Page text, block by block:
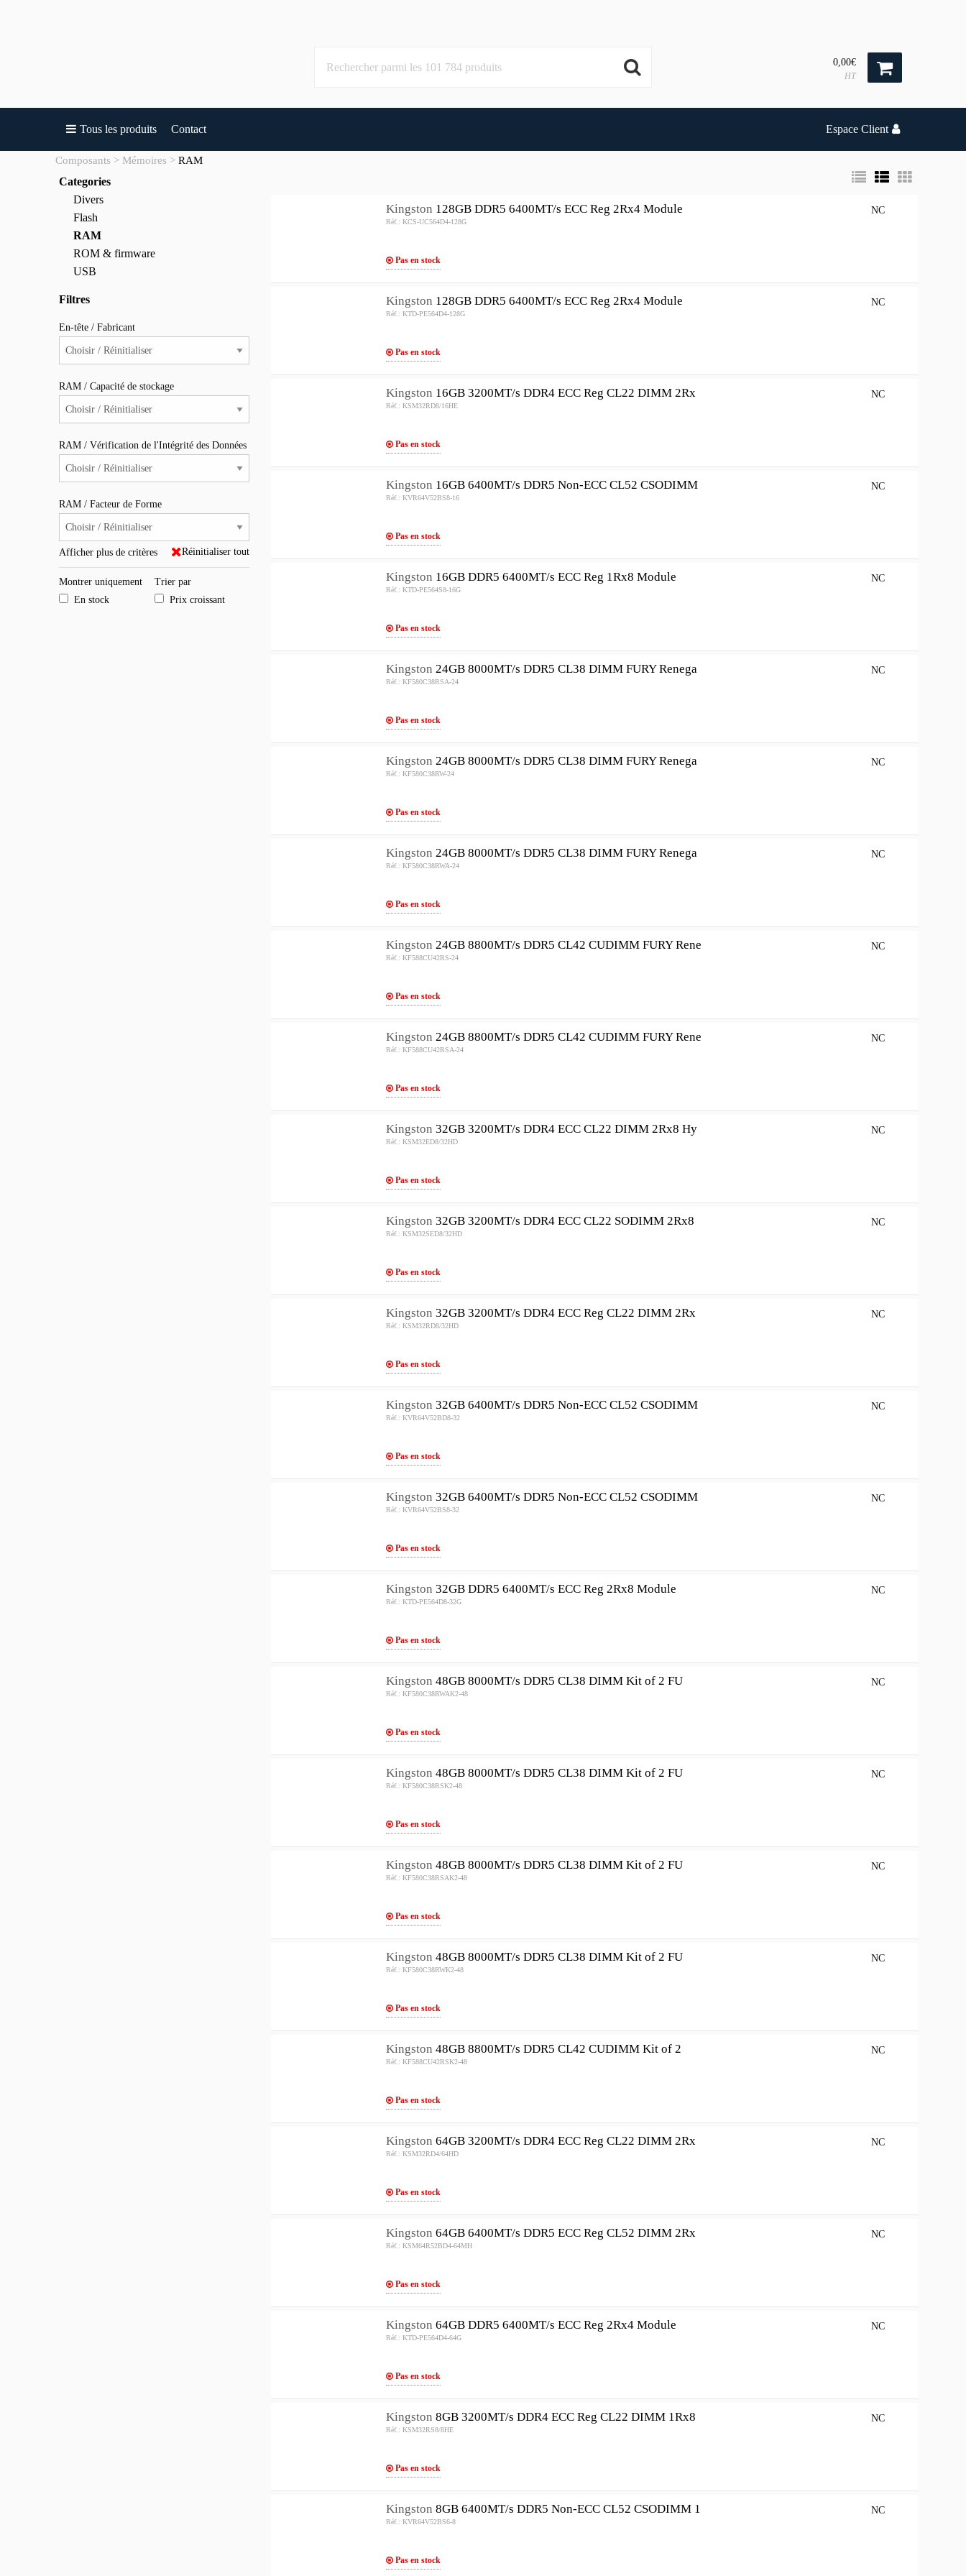
0,00€
HT
Tous les produits Contact Espace Client
Composants Mémoires RAM
Categories
Divers
Flash
RAM
ROM & firmware
USB
Filtres
En-tête / Fabricant
RAM / Capacité de stockage
RAM / Vérification de l'Intégrité des Données
RAM / Facteur de Forme
Afficher plus de critères Réinitialiser tout
Montrer uniquement
En stock
Trier par
Prix croissant
Kingston 128GB DDR5 6400MT/s ECC Reg 2Rx4 Module
Réf.: KCS-UC564D4-128G
NC
Pas en stock
Kingston 128GB DDR5 6400MT/s ECC Reg 2Rx4 Module
Réf.: KTD-PE564D4-128G
NC
Pas en stock
Kingston 16GB 3200MT/s DDR4 ECC Reg CL22 DIMM 2Rx
Réf.: KSM32RD8/16HE
NC
Pas en stock
Kingston 16GB 6400MT/s DDR5 Non-ECC CL52 CSODIMM
Réf.: KVR64V52BS8-16
NC
Pas en stock
Kingston 16GB DDR5 6400MT/s ECC Reg 1Rx8 Module
Réf.: KTD-PE564S8-16G
NC
Pas en stock
Kingston 24GB 8000MT/s DDR5 CL38 DIMM FURY Renega
Réf.: KF580C38RSA-24
NC
Pas en stock
Kingston 24GB 8000MT/s DDR5 CL38 DIMM FURY Renega
Réf.: KF580C38RW-24
NC
Pas en stock
Kingston 24GB 8000MT/s DDR5 CL38 DIMM FURY Renega
Réf.: KF580C38RWA-24
NC
Pas en stock
Kingston 24GB 8800MT/s DDR5 CL42 CUDIMM FURY Rene
Réf.: KF588CU42RS-24
NC
Pas en stock
Kingston 24GB 8800MT/s DDR5 CL42 CUDIMM FURY Rene
Réf.: KF588CU42RSA-24
NC
Pas en stock
Kingston 32GB 3200MT/s DDR4 ECC CL22 DIMM 2Rx8 Hy
Réf.: KSM32ED8/32HD
NC
Pas en stock
Kingston 32GB 3200MT/s DDR4 ECC CL22 SODIMM 2Rx8
Réf.: KSM32SED8/32HD
NC
Pas en stock
Kingston 32GB 3200MT/s DDR4 ECC Reg CL22 DIMM 2Rx
Réf.: KSM32RD8/32HD
NC
Pas en stock
Kingston 32GB 6400MT/s DDR5 Non-ECC CL52 CSODIMM
Réf.: KVR64V52BD8-32
NC
Pas en stock
Kingston 32GB 6400MT/s DDR5 Non-ECC CL52 CSODIMM
Réf.: KVR64V52BS8-32
NC
Pas en stock
Kingston 32GB DDR5 6400MT/s ECC Reg 2Rx8 Module
Réf.: KTD-PE564D8-32G
NC
Pas en stock
Kingston 48GB 8000MT/s DDR5 CL38 DIMM Kit of 2 FU
Réf.: KF580C38RWAK2-48
NC
Pas en stock
Kingston 48GB 8000MT/s DDR5 CL38 DIMM Kit of 2 FU
Réf.: KF580C38RSK2-48
NC
Pas en stock
Kingston 48GB 8000MT/s DDR5 CL38 DIMM Kit of 2 FU
Réf.: KF580C38RSAK2-48
NC
Pas en stock
Kingston 48GB 8000MT/s DDR5 CL38 DIMM Kit of 2 FU
Réf.: KF580C38RWK2-48
NC
Pas en stock
Kingston 48GB 8800MT/s DDR5 CL42 CUDIMM Kit of 2
Réf.: KF588CU42RSK2-48
NC
Pas en stock
Kingston 64GB 3200MT/s DDR4 ECC Reg CL22 DIMM 2Rx
Réf.: KSM32RD4/64HD
NC
Pas en stock
Kingston 64GB 6400MT/s DDR5 ECC Reg CL52 DIMM 2Rx
Réf.: KSM64R52BD4-64MH
NC
Pas en stock
Kingston 64GB DDR5 6400MT/s ECC Reg 2Rx4 Module
Réf.: KTD-PE564D4-64G
NC
Pas en stock
Kingston 8GB 3200MT/s DDR4 ECC Reg CL22 DIMM 1Rx8
Réf.: KSM32RS8/8HE
NC
Pas en stock
Kingston 8GB 6400MT/s DDR5 Non-ECC CL52 CSODIMM 1
Réf.: KVR64V52BS6-8
NC
Pas en stock